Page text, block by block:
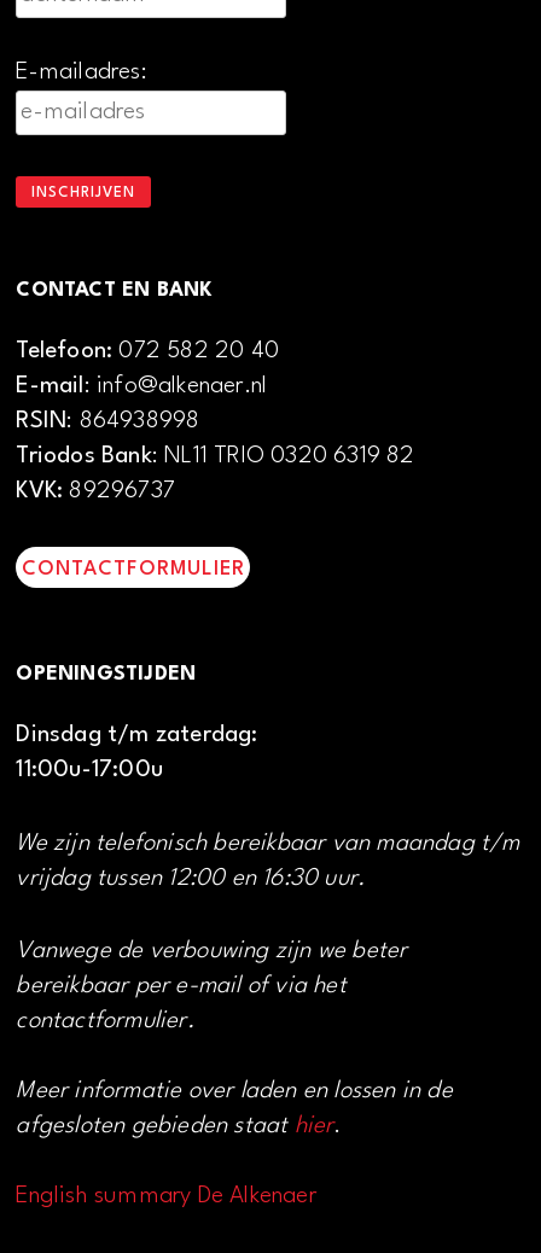
E-mailadres:
CONTACT EN BANK
Telefoon:072 582 20 40
E-mail : info@alkenaer.nl
RSIN : 864938998
Triodos Bank: NL11 TRIO 0320 6319 82
KVK: 89296737
CONTACTFORMULIER
OPENINGSTIJDEN
Dinsdag t/m zaterdag:
11:00u-17:00u
We zijn telefonisch bereikbaar van maandag t/m
vrijdag tussen 12:00 en 16:30 uur.
Vanwege de verbouwing zijn we beter
bereikbaar per e-mail of via het
contactformulier.
Meer informatie over laden en lossen in de
afgesloten gebieden staat hier.
English summary De Alkenaer